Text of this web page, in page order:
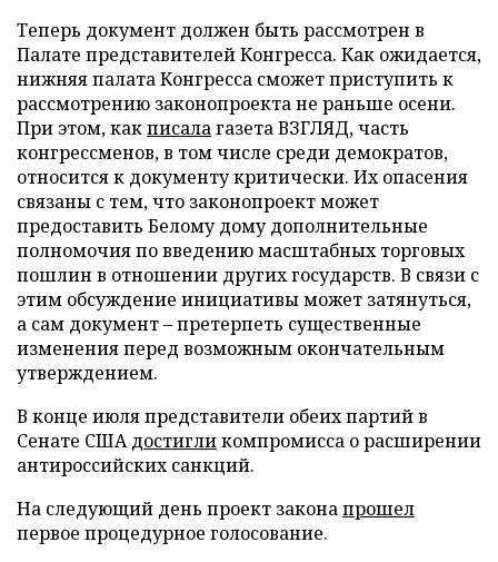
Теперь документ должен быть рассмотрен в
Палате представителей Конгресса. Как ожидается,
нижняя палата Конгресса сможет приступить к
рассмотрению законопроекта не раньше осени.
При этом, какписалагазета ВЗГЛЯД, часть
конгрессменов, в том числе среди демократов,
относится к документу критически. Их опасения
связаны с тем, что законопроект может
предоставить Белому дому дополнительные
полномочия по введению масштабных торговых
пошлин в отношении других государств. В связи с
этим обсуждение инициативы может затянуться,
а сам документ – претерпеть существенные
изменения перед возможным окончательным
утверждением.
В конце июля представители обеих партий в
Сенате СШАдостигликомпромисса о расширении
антироссийских санкций.
На следующий день проект законапрошел
первое процедурное голосование.